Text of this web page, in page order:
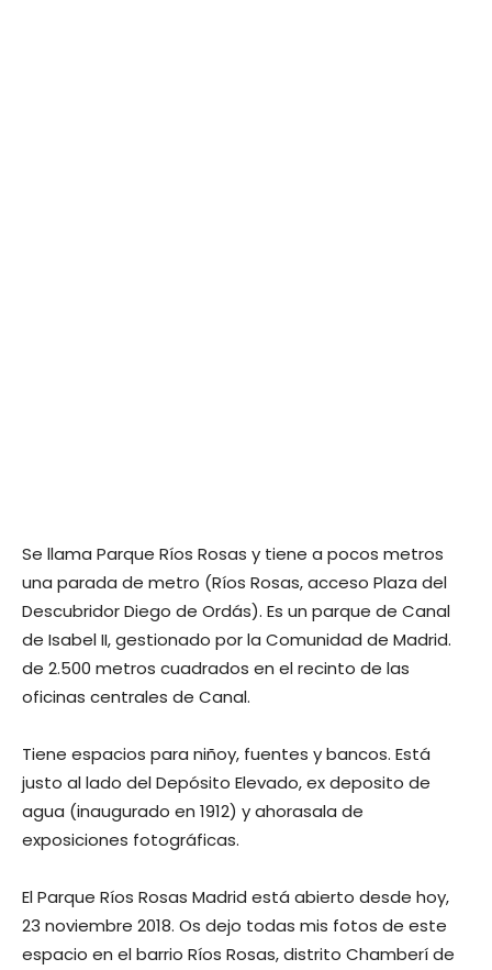
Se llama Parque Ríos Rosas y tiene a pocos metros
una parada de metro (Ríos Rosas, acceso Plaza del
Descubridor Diego de Ordás). Es un parque de Canal
de Isabel II, gestionado por la Comunidad de Madrid.
de 2.500 metros cuadrados en el recinto de las
oficinas centrales de Canal.
Tiene espacios para niñoy, fuentes y bancos. Está
justo al lado del Depósito Elevado, ex deposito de
agua (inaugurado en 1912) y ahorasala de
exposiciones fotográficas.
El Parque Ríos Rosas Madrid está abierto desde hoy,
23 noviembre 2018. Os dejo todas mis fotos de este
espacio en el barrio Ríos Rosas, distrito Chamberí de